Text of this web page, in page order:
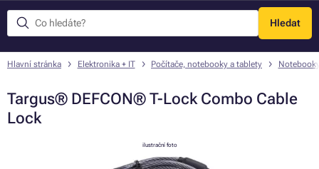
Hledat
Menu
Hlavní stránka Elektronika + IT Počítače, notebooky a tablety
Targus® DEFCON® T-Lock Combo Cable
Lock
ilustrační foto